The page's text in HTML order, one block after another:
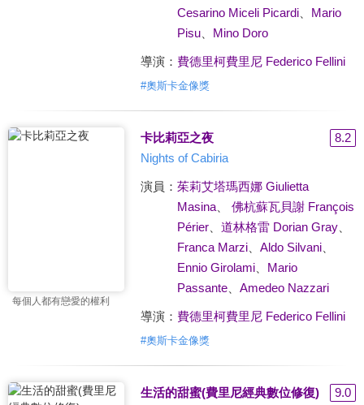
Cesarino Miceli Picardi、 Mario
Pisu、 Mino Doro
導演： 費德里柯費里尼 Federico Fellini
#奧斯卡金像獎
每個人都有戀愛的權利
卡比莉亞之夜
8.2
Nights of Cabiria
演員： 茱莉艾塔瑪西娜 Giulietta
Masina、
佛杭蘇瓦貝謝 François
Périer、 道林格雷 Dorian Gray、
Franca Marzi、 Aldo Silvani、
Ennio Girolami、 Mario
Passante、 Amedeo Nazzari
導演： 費德里柯費里尼 Federico Fellini
#奧斯卡金像獎
生活的甜蜜(費里尼經典數位修復)
9.0